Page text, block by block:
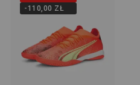
-110,00 ZŁ